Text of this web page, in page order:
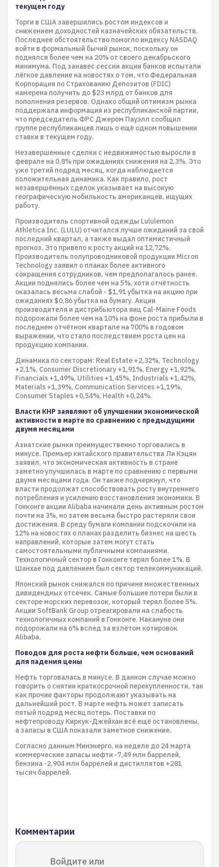
текущем году
Торги в США завершились ростом индексов и
снижением доходностей казначейских обязательств.
Последнее обстоятельство помогло индексу NASDAQ
войти в формальный бычий рынок, поскольку он
поднялся более чем на 20% от своего декабрьского
минимума. Под занавес сессии акции банков испытали
лёгкое давление на новостях о том, что Федеральная
Корпорация по Страхованию Депозитов (FDIC)
намерена получить до $23 млрд от банков для
пополнения резервов. Однако общий оптимизм рынка
поддержала информация из республиканской партии,
что председатель ФРС Джером Пауэлл сообщил
группе республиканцев лишь о ещё одном повышении
ставки в текущем году.
Незавершенные сделки с недвижимостью выросли в
феврале на 0,8% при ожиданиях снижения на 2,3%. Это
уже третий подряд месяц, когда наблюдается
положительная динамика. Как правило, рост
незавершённых сделок указывает на высокую
географическую мобильность американцев, ищущих
работу.
Производитель спортивной одежды Lululemon
Athletica Inc. (LULU) отчитался лучше ожиданий за свой
последний квартал, а также выдал оптимистичный
прогноз. Это привело к росту акций на 12,72%.
Производитель полупроводниковой продукции Micron
Technology заявил о планах более активного
сокращения сотрудников, чем предполагалось ранее.
Акции поднялись более чем на 5%, хотя отчётность
оказалась весьма слабой - $1,91 убытка на акцию при
ожиданиях $0,86 убытка на бумагу. Акции
производителя и дистрибьютора яиц Cal-Maine Foods
подорожали более чем на 10% на фоне роста прибыли в
последнем отчётном квартале на 700% в годовом
выражении, что стало последствием роста цен на
продукцию компании.
Динамика по секторам: Real Estate +2,32%, Technology
+2,1%, Consumer Discretionary +1,91%, Energy +1,92%,
Financials +1,49%, Utilities +1,45%, Industrials +1,42%,
Materials +1,39%, Communication Services +1,19%,
Consumer Staples +0,54%, Health +0,24%.
Власти КНР заявляют об улучшении экономической
активности в марте по сравнению с предыдущими
двумя месяцами
Азиатские рынки преимущественно торговались в
минусе. Премьер китайского правительства Ли Кэцян
заявил, что экономическая активность в стране
заметно улучшилась в марте по сравнению с первыми
двумя месяцами года. Он также подчеркнул, что
власти продолжат способствовать росту внутреннего
потребления и усилению восстановления экономики. В
Гонконге акции Alibaba начинали день активным ростом
почти на 3%, но затем весьма быстро растеряли свои
достижения. В среду бумаги компании подскочили на
12% на новостях о планах разделить бизнес на шесть
направлений, которые затем могут стать
самостоятельными публичными компаниями.
Технологичный сектор в Гонконге терял более 1%. В
Шанхае под давлением был сектор телекоммуникаций.
Японский рынок снижался по причине множественных
дивидендных отсечек. Самые большие потери были в
секторе морских перевозок, который терял более 5%.
Акции SoftBank Group отреагировали на слабость
технологичных компаний в Гонконге. Накануне они
подорожали на 6% вслед за взлётом котировок
Alibaba.
Поводов для роста нефти больше, чем оснований
для падения цены
Нефть торговалась в минусе. В данном случае можно
говорить о снятии краткосрочной перекупленности, так
как прочие факторы продолжают указывать на
дальнейший рост. В марте нефть может записать
пятый подряд месяц потерь. Поставки по
нефтепроводу Киркук-Джейхан всё ещё остановлены,
а запасы в США показали заметное снижение.
Согласно данным Минэнерго, на неделе до 24 марта
коммерческие запасы нефти -7,49 млн баррелей,
бензина -2,904 млн баррелей и дистиллятов +281
тысяч баррелей.
Комментарии
Войдите или